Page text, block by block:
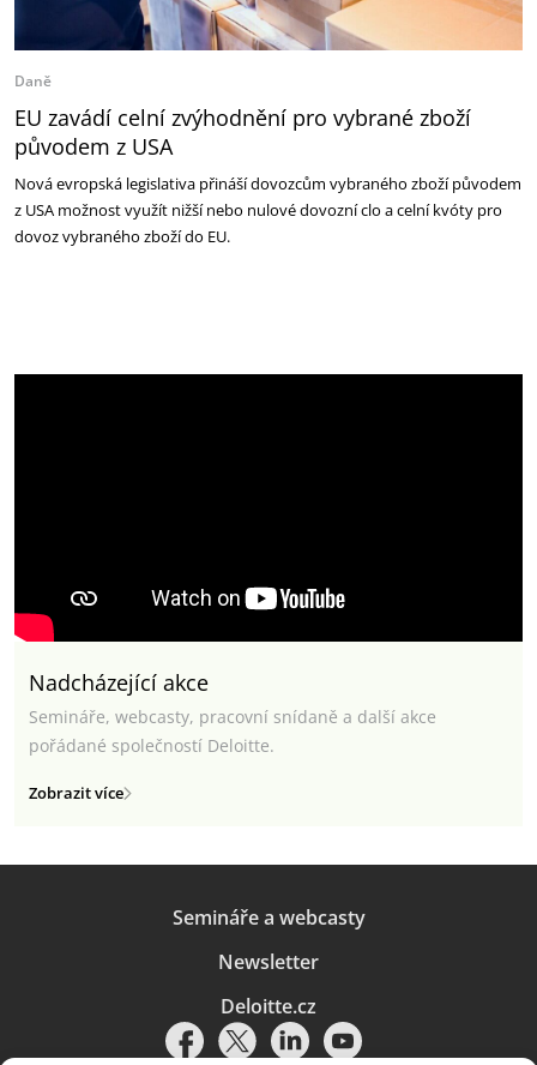
Daně
EU zavádí celní zvýhodnění pro vybrané zboží
původem z USA
Nová evropská legislativa přináší dovozcům vybraného zboží původem
z USA možnost využít nižší nebo nulové dovozní clo a celní kvóty pro
dovoz vybraného zboží do EU.
Nadcházející akce
Semináře, webcasty, pracovní snídaně a další akce
pořádané společností Deloitte.
Zobrazit více
Semináře a webcasty
Newsletter
Deloitte.cz